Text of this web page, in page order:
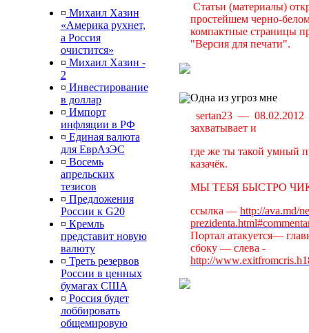
¤ Михаил Хазин
«Америка рухнет,
а Россия
очистится»
¤ Михаил Хазин -
2
¤ Инвестирование
в доллар
¤ Импорт
инфляции в РФ
¤ Единая валюта
для ЕврАзЭС
¤ Восемь
апрельских
тезисов
¤ Предложения
России к G20
¤ Кремль
представит новую
валюту
¤ Треть резервов
России в ценных
бумагах США
¤ Россия будет
лоббировать
общемировую
Статьи (материалы)
простейшем черно-
компактные страницы
"Версия для печати".
Одна из угроз мне
sertan23 —
захватывает и
где же ты такой умный
казачёк.
МЫ ТЕБЯ БЫСТРО
ссылка — http://ava.md/
Портал атакуется—
сбоку — слева -
http://